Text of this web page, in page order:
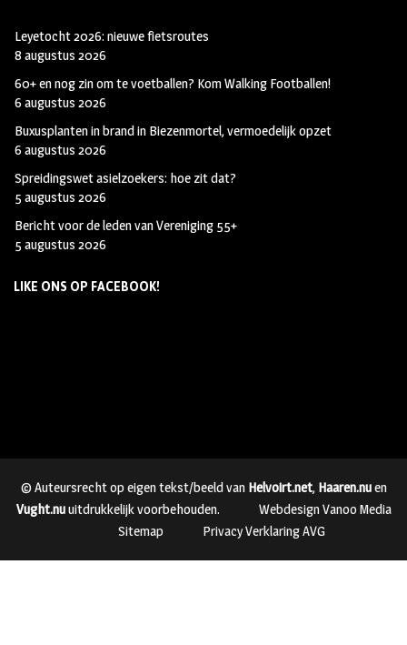
Leyetocht 2026: nieuwe fietsroutes
8 augustus 2026
60+ en nog zin om te voetballen? Kom Walking Footballen!
6 augustus 2026
Buxusplanten in brand in Biezenmortel, vermoedelijk opzet
6 augustus 2026
Spreidingswet asielzoekers: hoe zit dat?
5 augustus 2026
Bericht voor de leden van Vereniging 55+
5 augustus 2026
LIKE ONS OP FACEBOOK!
© Auteursrecht op eigen tekst/beeld van Helvoirt.net, Haaren.nuen
Vught.nuuitdrukkelijk voorbehouden.
Webdesign Vanoo Media
Sitemap
Privacy Verklaring AVG